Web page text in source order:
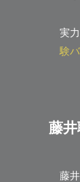
実
験
藤
藤